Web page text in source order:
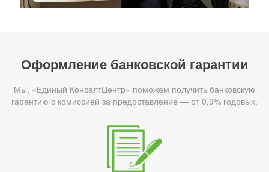
Оформление банковской гарантии
Мы, «Единый КонсалтЦентр» поможем получить банковскую
гарантию с комиссией за предоставление — от 0,9% годовых.